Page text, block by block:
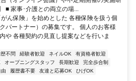
■ 家事･介護との両立の場...
ん保険」を始めとした 各種保険を扱う個
パートナー）の募集です。 個人のお客様
や 各種契約の見直し提案などを行いま
不問 経験者歓迎 ネイルOK
有資格者歓迎
オープニングスタッフ 長期歓迎
完全歩合制
由 履歴書不要 友達と応募OK
ひげOK